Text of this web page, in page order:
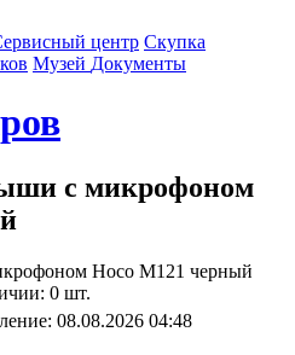
центр Cкупка
Музей Документы
с микрофоном
0 шт.
08.08.2026 04:48